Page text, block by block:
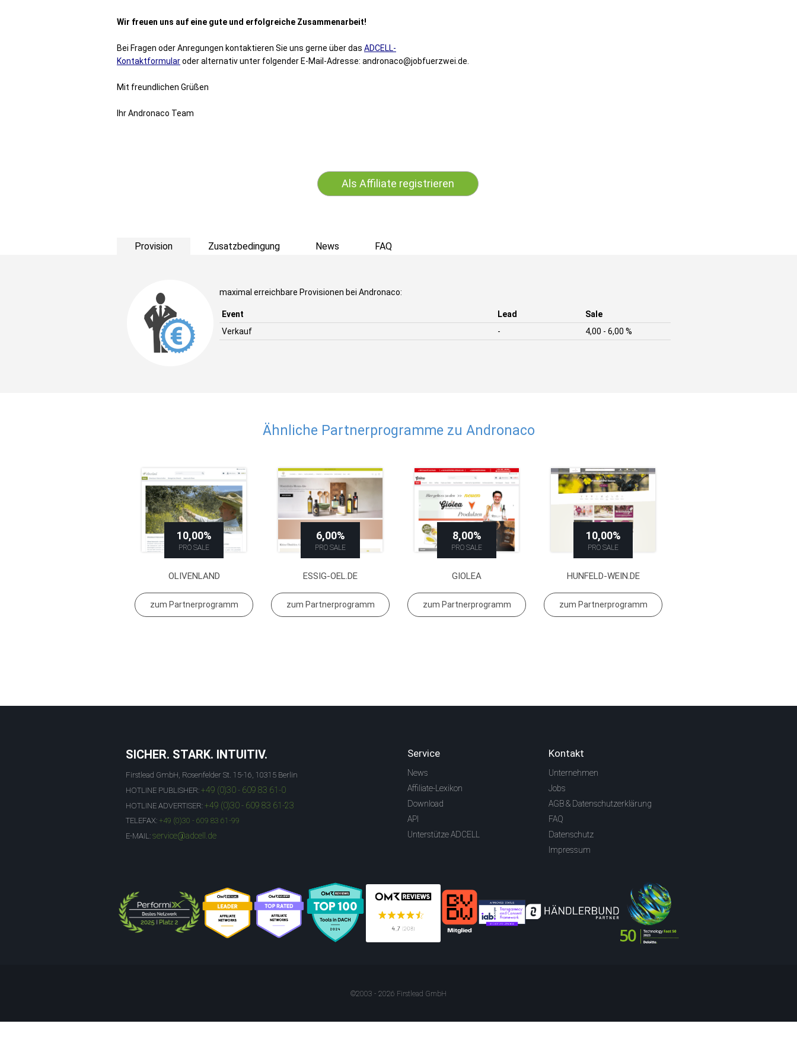
Wir freuen uns auf eine gute und erfolgreiche Zusammenarbeit!
Bei Fragen oder Anregungen kontaktieren Sie uns gerne über das ADCELL-
Kontaktformularoder alternativ unter folgender E-Mail-Adresse: andronaco@jobfuerzwei.de.
Mit freundlichen Grüßen
Ihr Andronaco Team
Als Affiliate registrieren
Provision Zusatzbedingung News FAQ
maximal erreichbare Provisionen bei Andronaco:
Event Lead
Sale
Verkauf
- 4,00 - 6,00 %
Ähnliche Partnerprogramme zu Andronaco
10,00%
PRO SALE
OLIVENLAND
zum Partnerprogramm
6,00%
PRO SALE
ESSIG-OEL.DE
zum Partnerprogramm
8,00%
PRO SALE
GIOLEA
zum Partnerprogramm
10,00%
PRO SALE
HUNFELD-WEIN.DE
zum Partnerprogramm
SICHER. STARK. INTUITIV.
Firstlead GmbH, Rosenfelder St. 15-16, 10315 Berlin
HOTLINE PUBLISHER: +49 (0)30 - 609 83 61-0
HOTLINE ADVERTISER: +49 (0)30 - 609 83 61-23
TELEFAX: +49 (0)30 - 609 83 61-99
E-MAIL: service@adcell.de
Service
News
Affiliate-Lexikon
Download
API
Unterstütze ADCELL
Kontakt
Unternehmen
Jobs
AGB & Datenschutzerklärung
FAQ
Datenschutz
Impressum
©2003 - 2026 Firstlead GmbH